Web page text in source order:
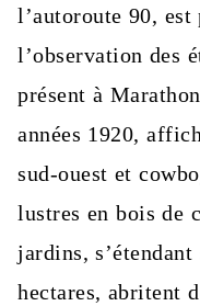
l’autoroute 90,
l’observation des
présent à
années 1920,
sud‑ouest et
lustres en bois de
jardins, s’étendant
hectares, abritent